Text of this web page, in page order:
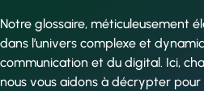
Notre glossaire, méticuleusement
dans l’univers complexe et
communication et du digital. Ici,
nous vous aidons à décrypter